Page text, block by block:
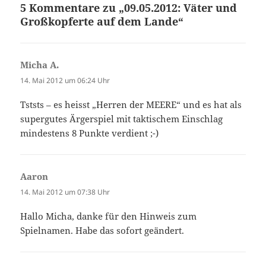
5 Kommentare zu „09.05.2012: Väter und
Großkopferte auf dem Lande“
Micha A.
14. Mai 2012 um 06:24 Uhr
Tststs – es heisst „Herren der MEERE“ und es hat als
supergutes Ärgerspiel mit taktischem Einschlag
mindestens 8 Punkte verdient ;-)
Aaron
14. Mai 2012 um 07:38 Uhr
Hallo Micha, danke für den Hinweis zum
Spielnamen. Habe das sofort geändert.